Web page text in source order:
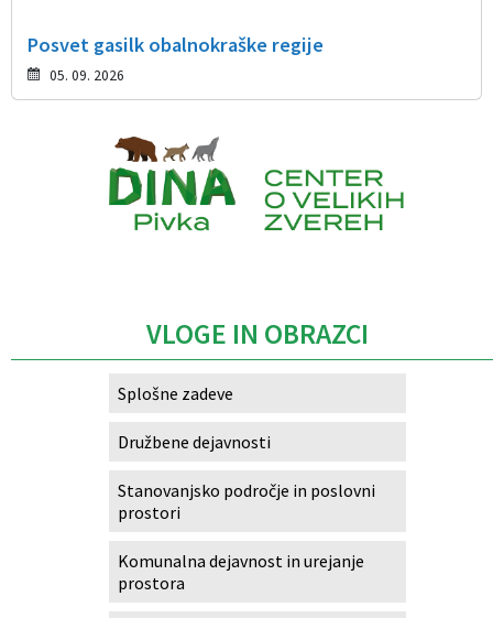
Posvet gasilk obalnokraške regije
05. 09. 2026
VLOGE IN OBRAZCI
Splošne zadeve
Družbene dejavnosti
Stanovanjsko področje in poslovni
prostori
Komunalna dejavnost in urejanje
prostora